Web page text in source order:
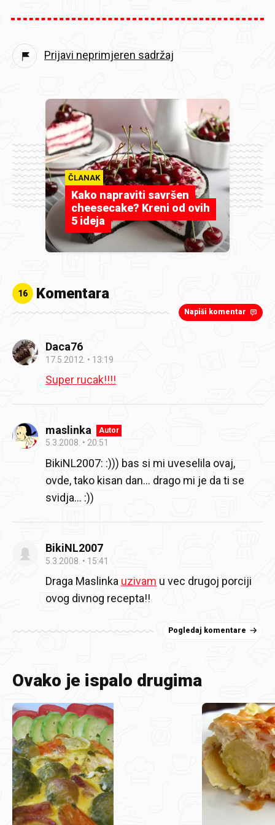
Prijavi neprimjeren sadržaj
ČLANAK
Kako napraviti savršen
cheesecake? Kreni od ovih
5 ideja
16 Komentara
Napiši komentar
Daca76
17.5.2012. 13:19
Super rucak!!!!
maslinka Autor
5.3.2008. 20:51
BikiNL2007: :))) bas si mi uveselila ovaj,
ovde, tako kisan dan… drago mi je da ti se
svidja… :))
BikiNL2007
5.3.2008. 15:41
Draga Maslinka uzivam u vec drugoj porciji
ovog divnog recepta!!
Pogledaj komentare
Ovako je ispalo drugima